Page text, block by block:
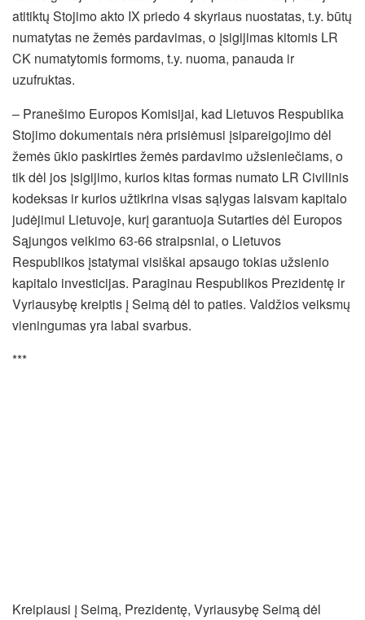
atitiktų Stojimo akto IX priedo 4 skyriaus nuostatas, t.y. būtų
numatytas ne žemės pardavimas, o įsigijimas kitomis LR
CK numatytomis formoms, t.y. nuoma, panauda ir
uzufruktas.
– Pranešimo Europos Komisijai, kad Lietuvos Respublika
Stojimo dokumentais nėra prisiėmusi įsipareigojimo dėl
žemės ūkio paskirties žemės pardavimo užsieniečiams, o
tik dėl jos įsigijimo, kurios kitas formas numato LR Civilinis
kodeksas ir kurios užtikrina visas sąlygas laisvam kapitalo
judėjimui Lietuvoje, kurį garantuoja Sutarties dėl Europos
Sąjungos veikimo 63-66 straipsniai, o Lietuvos
Respublikos įstatymai visiškai apsaugo tokias užsienio
kapitalo investicijas. Paraginau Respublikos Prezidentę ir
Vyriausybę kreiptis į Seimą dėl to paties. Valdžios veiksmų
vieningumas yra labai svarbus.
***
Kreipiausi į Seimą, Prezidentę, Vyriausybę Seimą dėl